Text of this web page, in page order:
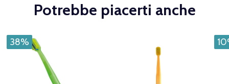
Potrebbe piacerti anche
38%